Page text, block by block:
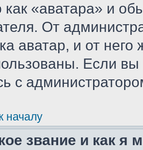
как «аватара» и
От
аватар, и от него
Если
с
началу
звание и как я